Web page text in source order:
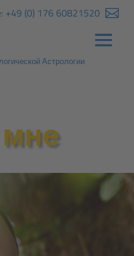

+49 (0) 176 60821520
Астрологии